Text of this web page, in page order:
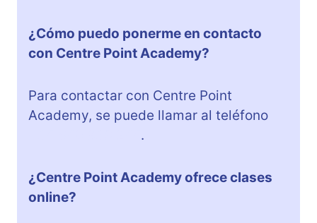
¿Cómo puedo ponerme en contacto
con Centre Point Academy?
Para contactar con Centre Point
Academy, se puede llamar al teléfono
.
¿Centre Point Academy ofrece clases
online?